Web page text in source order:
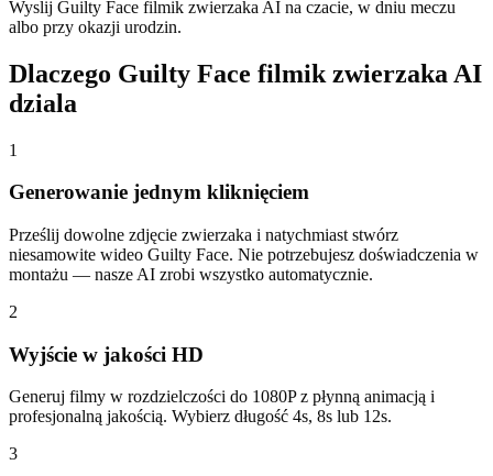
Wyslij Guilty Face filmik zwierzaka AI na czacie, w dniu meczu
albo przy okazji urodzin.
Dlaczego Guilty Face filmik zwierzaka AI
dziala
1
Generowanie jednym kliknięciem
Prześlij dowolne zdjęcie zwierzaka i natychmiast stwórz
niesamowite wideo Guilty Face. Nie potrzebujesz doświadczenia w
montażu — nasze AI zrobi wszystko automatycznie.
2
Wyjście w jakości HD
Generuj filmy w rozdzielczości do 1080P z płynną animacją i
profesjonalną jakością. Wybierz długość 4s, 8s lub 12s.
3